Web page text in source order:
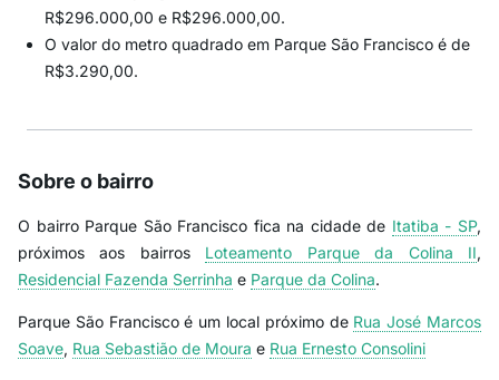
R$296.000,00 e R$296.000,00.
O valor do metro quadrado em Parque São Francisco é de
R$3.290,00.
Sobre o bairro
O bairro Parque São Francisco fica na cidade de Itatiba - SP,
próximos aos bairros Loteamento Parque da Colina II,
Residencial Fazenda Serrinha e Parque da Colina.
Parque São Francisco é um local próximo de Rua José Marcos
Soave, Rua Sebastião de Moura e Rua Ernesto Consolini